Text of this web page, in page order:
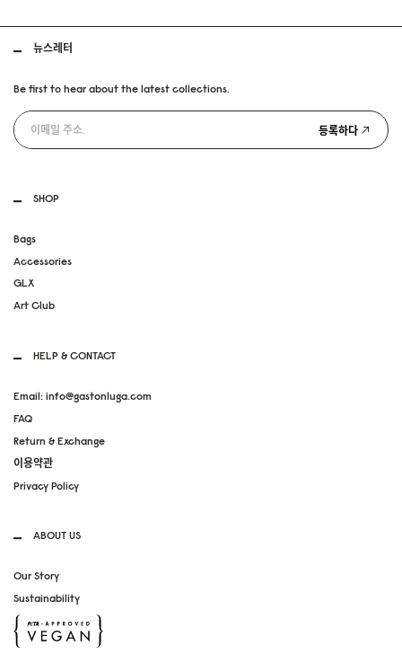
SHOP
Bags
Accessories
GLX
Art Club
HELP & CONTACT
Email: info@gastonluga.com
FAQ
Return & Exchange
이용약관
Privacy Policy
ABOUT US
Our Story
Sustainability
뉴스레터
Be first to hear about the latest collections.
등록하다